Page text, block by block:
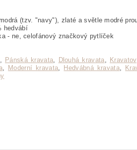
(tzv. "navy"), zlaté a světle modré
hedvábí
- ne, celofánový značkový pytlíček
, Pánská kravata, Dlouhá kravata,
, Moderní kravata, Hedvábná kravata,